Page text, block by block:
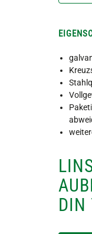
DIN